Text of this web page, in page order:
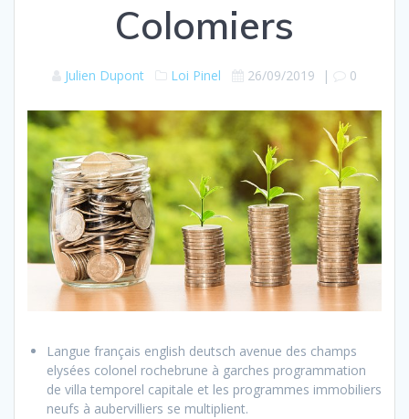
Colomiers
Julien Dupont Loi Pinel 26/09/2019 | 0
Langue français english deutsch avenue des champs
elysées colonel rochebrune à garches programmation
de villa temporel capitale et les programmes immobiliers
neufs à aubervilliers se multiplient.